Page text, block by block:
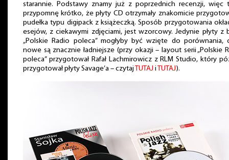
starannie. Podstawy znamy już z poprzednich recenzji, więc
przypomnę krótko, że płyty CD otrzymały znakomicie
pudełka typu digipack z książeczką. Sposób przygotowania
esejów, z ciekawymi zdjęciami, jest wzorcowy. Jedynie płyty z
„Polskie Radio poleca” mogłyby być wzięte do porównania,
nowe są znacznie ładniejsze (przy okazji – layout serii „Polskie
poleca” przygotował Rafał Lachmirowicz z RLM Studio, który
przygotował płyty Savage’a – czytaj TUTAJ i TUTAJ).